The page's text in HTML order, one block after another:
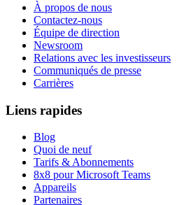
À propos de nous
Contactez-nous
Équipe de direction
Newsroom
Relations avec les investisseurs
Communiqués de presse
Carrières
Liens rapides
Blog
Quoi de neuf
Tarifs & Abonnements
8x8 pour Microsoft Teams
Appareils
Partenaires